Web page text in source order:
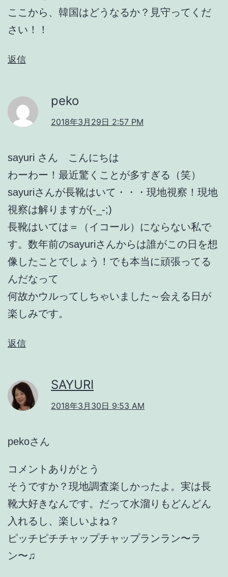
ここから、韓国はどうなるか？見守ってくだ
さい！！
返信
peko
2018年3月29日 2:57 PM
sayuri さん こんにちは
わーわー！最近驚くことが多すぎる（笑）
sayuriさんが長靴はいて・・・現地視察！現地
視察は解りますが(-_-;)
長靴はいては＝（イコール）にならない私で
す。数年前のsayuriさんからは誰がこの日を想
像したことでしょう！でも本当に頑張ってる
んだなって
何故かウルってしちゃいました～会える日が
楽しみです。
返信
SAYURI
2018年3月30日 9:53 AM
pekoさん
コメントありがとう
そうですか？現地調査楽しかったよ。実は長
靴大好きなんです。だって水溜りもどんどん
入れるし、楽しいよね？
ピッチピチチャップチャップランラン〜ラ
ン〜♫